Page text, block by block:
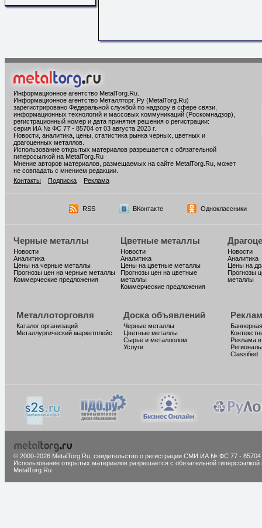
Информационное агентство MetalTorg.Ru
Информационное агентство Металлторг. Ру (MetalTorg.Ru)
зарегистрировано Федеральной службой по надзору в сфере связи,
информационных технологий и массовых коммуникаций (Роскомнадзор),
регистрационный номер и дата принятия решения о регистрации:
серия ИА № ФС 77 - 85704 от 03 августа 2023 г.
Новости, аналитика, цены, статистика рынка черных, цветных и
драгоценных металлов.
Использование открытых материалов разрешается с обязательной
гиперссылкой на MetalTorg.Ru
Мнение авторов материалов, размещаемых на сайте MetalTorg.Ru, может
не совпадать с мнением редакции.
Контакты
Подписка Реклама
RSS ВКонтакте Одноклассники
Черные металлы
Новости
Аналитика
Цены на черные металлы
Прогнозы цен на черные металлы
Коммерческие предложения
Цветные металлы
Новости
Аналитика
Цены на цветные металлы
Прогнозы цен на цветные
металлы
Коммерческие предложения
Новости
Аналитика
Цены на
Прогнозы
металлы
Металлоторговля
Каталог организаций
Металлургический маркетплейс
Доска объявлений
Черные металлы
Цветные металлы
Сырье и металлолом
Услуги
Реклама
Classified
© 2000-2026 MetalTorg.Ru, cвидетельство о регистрации СМИ ИА № ФС 77 - 85704
Использование открытых материалов разрешается с обязательной гиперссылкой
MetalTorg.Ru